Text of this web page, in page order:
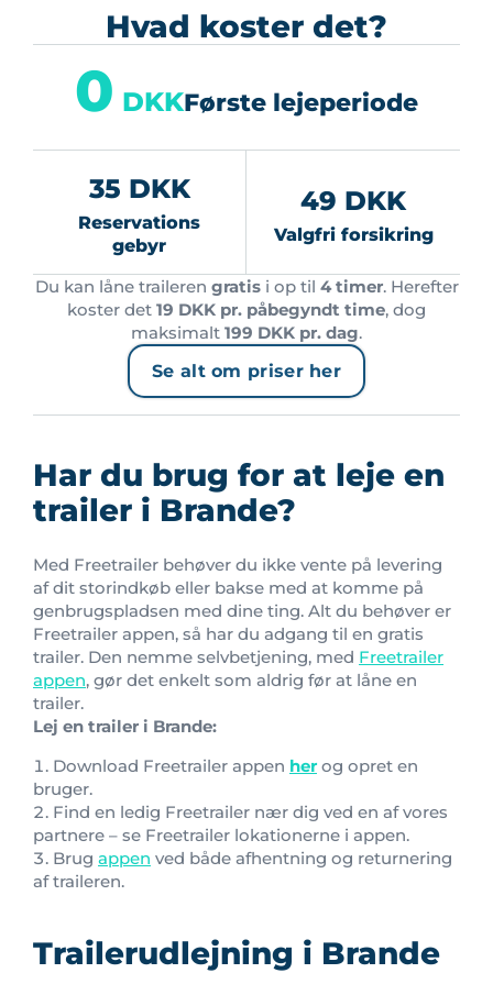
Hvad koster det?
35 DKK
Reservations
gebyr
0 DKKFørste lejeperiode
49 DKK
Valgfri forsikring
Du kan låne traileren gratisi op til 4 timer. Herefter
koster det 19 DKK pr. påbegyndt time, dog
maksimalt 199 DKK pr. dag.
Se alt om priser her
Har du brug for at leje en
trailer i Brande?
Med Freetrailer behøver du ikke vente på levering
af dit storindkøb eller bakse med at komme på
genbrugspladsen med dine ting. Alt du behøver er
Freetrailer appen, så har du adgang til en gratis
trailer. Den nemme selvbetjening, med Freetrailer
appen, gør det enkelt som aldrig før at låne en
trailer.
Lej en trailer i Brande:
Download Freetrailer appen her og opret en
bruger.
Find en ledig Freetrailer nær dig ved en af vores
partnere – se Freetrailer lokationerne i appen.
Brug appen ved både afhentning og returnering
af traileren.
Trailerudlejning i Brande